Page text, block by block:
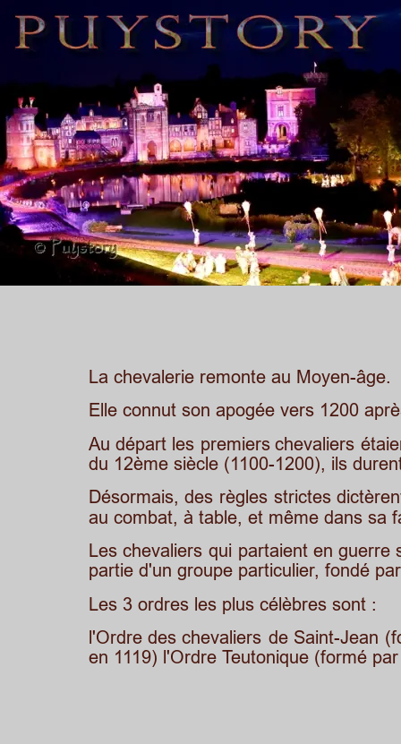
La chevalerie remonte au Moyen-âge.
Elle connut son apogée vers 1200
Au départ les premiers chevaliers
du 12ème siècle (1100-1200), ils
Désormais, des règles strictes
au combat, à table, et même dans sa
Les chevaliers qui partaient en guerre
partie d'un groupe particulier, fondé
Les 3 ordres les plus célèbres sont :
l'Ordre des chevaliers de Saint-Jean
en 1119) l'Ordre Teutonique (formé